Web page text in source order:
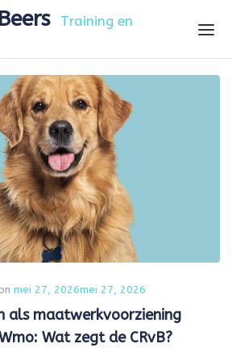
Training en
mei 27, 2026mei 27, 2026
als maatwerkvoorziening
Wat zegt de CRvB?